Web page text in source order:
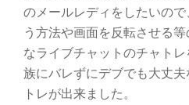
のメールレディをしたいの
う方法や画面を反転させる
なライブチャットのチャト
族にバレずにデブでも大丈
トレが出来ました。